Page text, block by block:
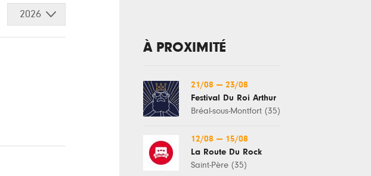
2026
À PROXIMITÉ
21/08 — 23/08
Festival Du Roi Arthur
Bréal-sous-Montfort (35)
12/08 — 15/08
La Route Du Rock
Saint-Père (35)